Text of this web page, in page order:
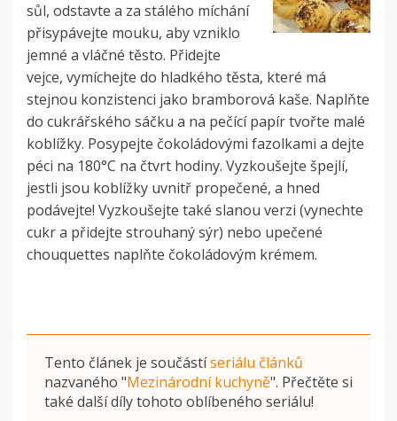
sůl, odstavte a za stálého míchání
přisypávejte mouku, aby vzniklo
jemné a vláčné těsto. Přidejte
vejce, vymíchejte do hladkého těsta, které má
stejnou konzistenci jako bramborová kaše. Naplňte
do cukrářského sáčku a na pečící papír tvořte malé
koblížky. Posypejte čokoládovými fazolkami a dejte
péci na 180°C na čtvrt hodiny. Vyzkoušejte špejlí,
jestli jsou koblížky uvnitř propečené, a hned
podávejte! Vyzkoušejte také slanou verzi (vynechte
cukr a přidejte strouhaný sýr) nebo upečené
chouquettes naplňte čokoládovým krémem.
Tento článek je součástíseriálu článků
nazvaného "Mezinárodní kuchyně". Přečtěte si
také další díly tohoto oblíbeného seriálu!